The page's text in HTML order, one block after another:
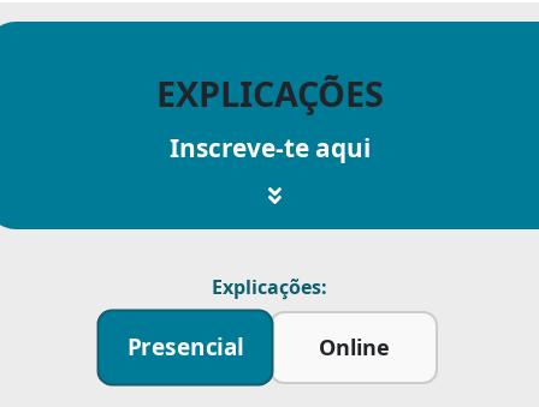
EXPLICAÇÕES
Inscreve-te aqui
Explicações:
Presencial Online